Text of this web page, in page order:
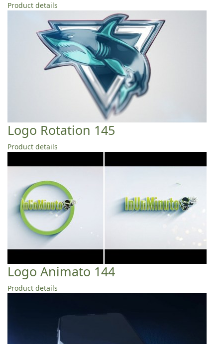
Product details
Logo Rotation 145
Product details
Logo Animato 144
Product details